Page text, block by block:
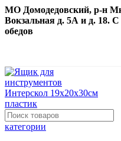
МО Домодедовский, р-н
Вокзальная д. 5А и д. 18.
обедов
категории